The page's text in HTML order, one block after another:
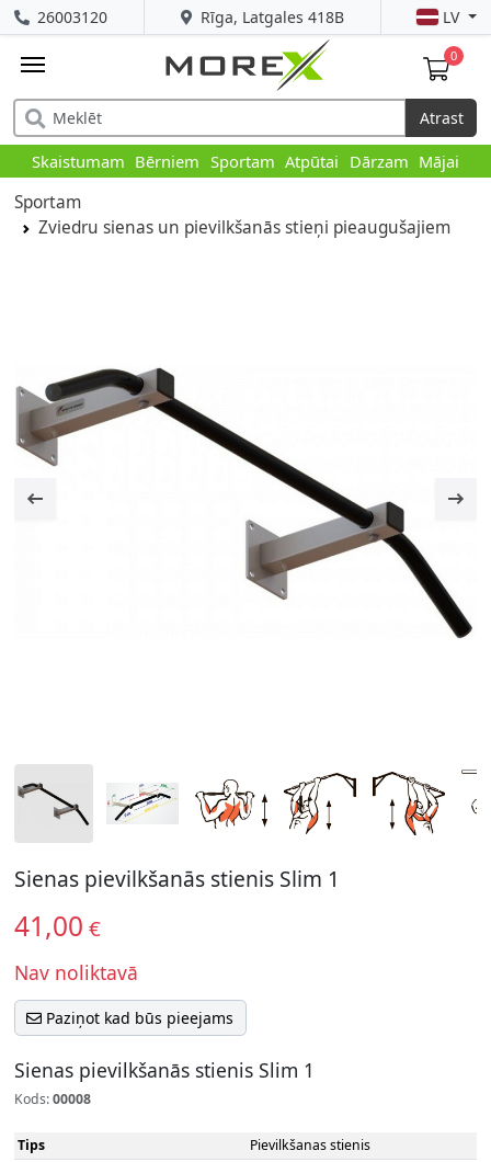
Rīga, Latgales 418B
26003120 LV
0
Atrast
Skaistumam Bērniem Sportam Atpūtai Dārzam Mājai
Sportam
Zviedru sienas un pievilkšanās stieņi pieaugušajiem
Sienas pievilkšanās stienis Slim 1
41,00 €
Nav noliktavā
Paziņot kad būs pieejams
Sienas pievilkšanās stienis Slim 1
Kods:00008
Tips
Pievilkšanas stienis